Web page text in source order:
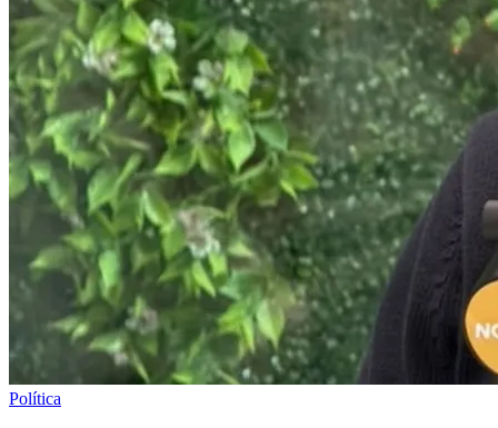
Política